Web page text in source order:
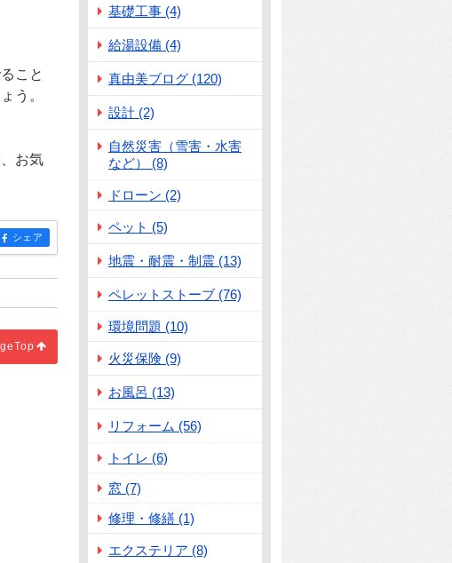
こと
う。
お気
entry550
シェア
！土地探しの注意点についてご紹介いたします！」
基礎工事 (4)
給湯設備 (4)
真由美ブログ (120)
設計 (2)
自然災害（雪害・水害
など） (8)
ドローン (2)
ペット (5)
地震・耐震・制震 (13)
ペレットストーブ (76)
環境問題 (10)
火災保険 (9)
お風呂 (13)
リフォーム (56)
トイレ (6)
窓 (7)
修理・修繕 (1)
エクステリア (8)